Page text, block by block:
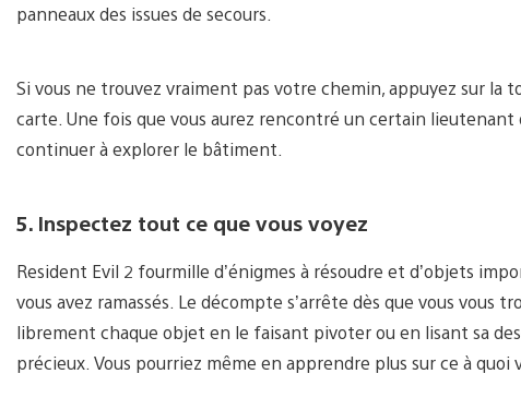
panneaux des issues de secours.
Si vous ne trouvez vraiment pas votre chemin, appuyez sur la
carte. Une fois que vous aurez rencontré un certain lieutenant
continuer à explorer le bâtiment.
5. Inspectez tout ce que vous voyez
Resident Evil 2 fourmille d’énigmes à résoudre et d’objets
vous avez ramassés. Le décompte s’arrête dès que vous vous
librement chaque objet en le faisant pivoter ou en lisant sa
précieux. Vous pourriez même en apprendre plus sur ce à quoi